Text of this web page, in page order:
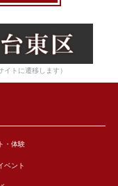
イトに遷移します）
・体験
ベント